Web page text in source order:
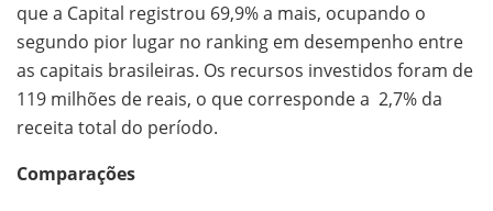
que a Capital registrou 69,9% a mais, ocupando o
segundo pior lugar no ranking em desempenho entre
as capitais brasileiras. Os recursos investidos foram de
119 milhões de reais, o que corresponde a 2,7% da
receita total do período.
Comparações